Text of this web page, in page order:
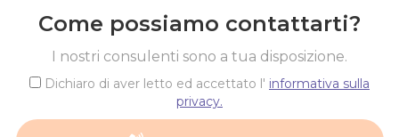
Come possiamo contattarti?
I nostri consulenti sono a tua disposizione.
Dichiaro di aver letto ed accettato l' informativa sulla
privacy.